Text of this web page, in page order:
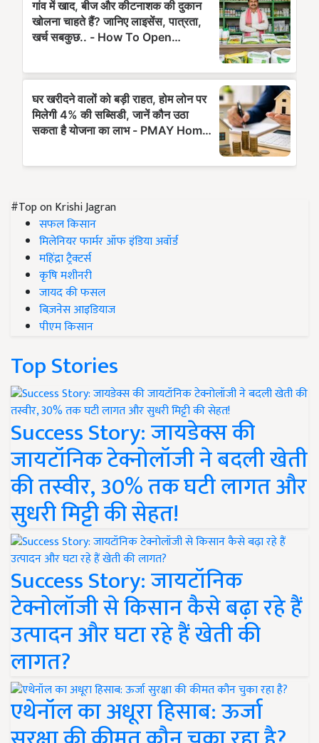
#Top on Krishi Jagran
सफल किसान
मिलेनियर फार्मर ऑफ इंडिया अवॉर्ड
महिंद्रा ट्रैक्टर्स
कृषि मशीनरी
जायद की फसल
बिज़नेस आइडियाज
पीएम किसान
Top Stories
Success Story: जायडेक्स की
जायटॉनिक टेक्नोलॉजी ने बदली खेती
की तस्वीर, 30% तक घटी लागत और
सुधरी मिट्टी की सेहत!
Success Story: जायटॉनिक
टेक्नोलॉजी से किसान कैसे बढ़ा रहे हैं
उत्पादन और घटा रहे हैं खेती की
लागत?
एथेनॉल का अधूरा हिसाब: ऊर्जा